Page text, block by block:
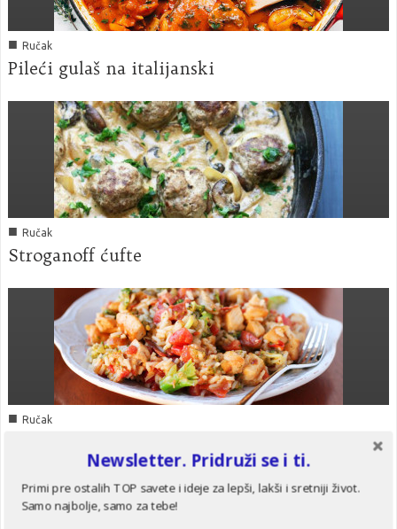
■ Ručak
Pileći gulaš na italijanski
■ Ručak
Stroganoff ćufte
■ Ručak
Newsletter. Pridruži se i ti.
Primi pre ostalih TOP savete i ideje za lepši, lakši i sretniji život.
Samo najbolje, samo za tebe!